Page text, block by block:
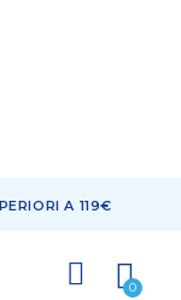
A 119€